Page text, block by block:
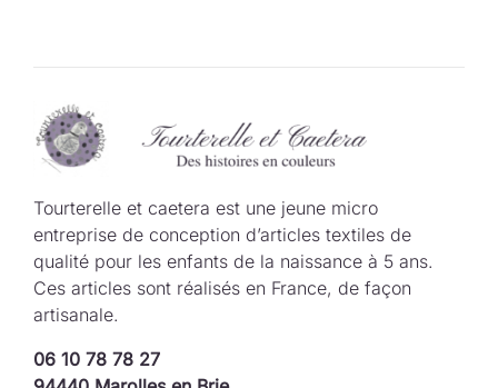
Tourterelle et caetera est une jeune micro
entreprise de conception d’articles textiles de
qualité pour les enfants de la naissance à 5 ans.
Ces articles sont réalisés en France, de façon
artisanale.
06 10 78 78 27